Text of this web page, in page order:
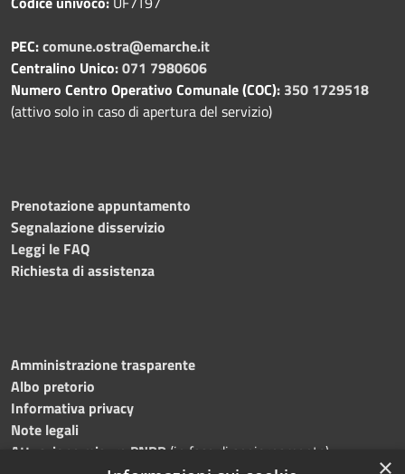
PEC:comune.ostra@emarche.it
Centralino Unico:071 7980606
Numero Centro Operativo Comunale (COC): 350 1729518
(attivo solo in caso di apertura del servizio)
Prenotazione appuntamento
Segnalazione disservizio
Leggi le FAQ
Richiesta di assistenza
Amministrazione trasparente
Albo pretorio
Informativa privacy
Note legali
Attuazione misure PNRR (in fase di aggiornamento)
×